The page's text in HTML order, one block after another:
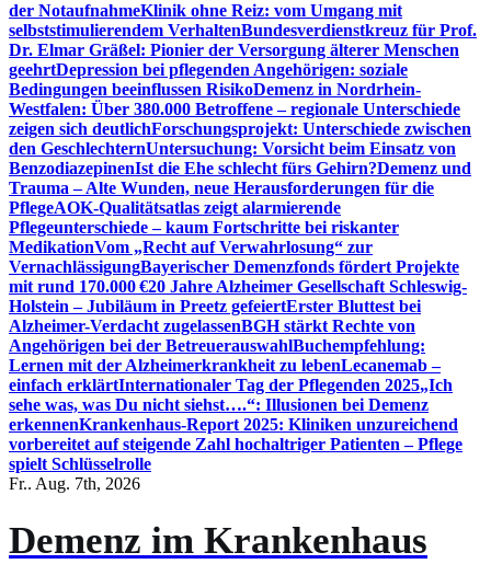
der NotaufnahmeKlinik ohne Reiz: vom Umgang mit
selbststimulierendem VerhaltenBundesverdienstkreuz für Prof.
Dr. Elmar Gräßel: Pionier der Versorgung älterer Menschen
geehrtDepression bei pflegenden Angehörigen: soziale
Bedingungen beeinflussen RisikoDemenz in Nordrhein-
Westfalen: Über 380.000 Betroffene – regionale Unterschiede
zeigen sich deutlichForschungsprojekt: Unterschiede zwischen
den GeschlechternUntersuchung: Vorsicht beim Einsatz von
BenzodiazepinenIst die Ehe schlecht fürs Gehirn?Demenz und
Trauma – Alte Wunden, neue Herausforderungen für die
PflegeAOK-Qualitätsatlas zeigt alarmierende
Pflegeunterschiede – kaum Fortschritte bei riskanter
MedikationVom „Recht auf Verwahrlosung“ zur
VernachlässigungBayerischer Demenzfonds fördert Projekte
mit rund 170.000 €20 Jahre Alzheimer Gesellschaft Schleswig-
Holstein – Jubiläum in Preetz gefeiertErster Bluttest bei
Alzheimer-Verdacht zugelassenBGH stärkt Rechte von
Angehörigen bei der BetreuerauswahlBuchempfehlung:
Lernen mit der Alzheimerkrankheit zu lebenLecanemab –
einfach erklärtInternationaler Tag der Pflegenden 2025„Ich
sehe was, was Du nicht siehst….“: Illusionen bei Demenz
erkennenKrankenhaus-Report 2025: Kliniken unzureichend
vorbereitet auf steigende Zahl hochaltriger Patienten – Pflege
spielt Schlüsselrolle
Fr.. Aug. 7th, 2026
Demenz im Krankenhaus